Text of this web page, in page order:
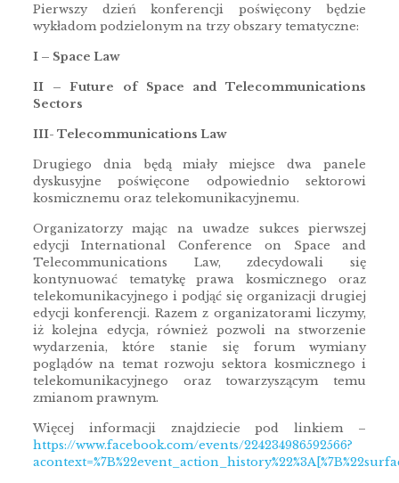
Pierwszy dzień konferencji poświęcony będzie
wykładom podzielonym na trzy obszary tematyczne:
I – Space Law
II – Future of Space and Telecommunications
Sectors
III- Telecommunications Law
Drugiego dnia będą miały miejsce dwa panele
dyskusyjne poświęcone odpowiednio sektorowi
kosmicznemu oraz telekomunikacyjnemu.
Organizatorzy mając na uwadze sukces pierwszej
edycji International Conference on Space and
Telecommunications Law, zdecydowali się
kontynuować tematykę prawa kosmicznego oraz
telekomunikacyjnego i podjąć się organizacji drugiej
edycji konferencji. Razem z organizatorami liczymy,
iż kolejna edycja, również pozwoli na stworzenie
wydarzenia, które stanie się forum wymiany
poglądów na temat rozwoju sektora kosmicznego i
telekomunikacyjnego oraz towarzyszącym temu
zmianom prawnym.
Więcej informacji znajdziecie pod linkiem –
https://www.facebook.com/events/224234986592566?